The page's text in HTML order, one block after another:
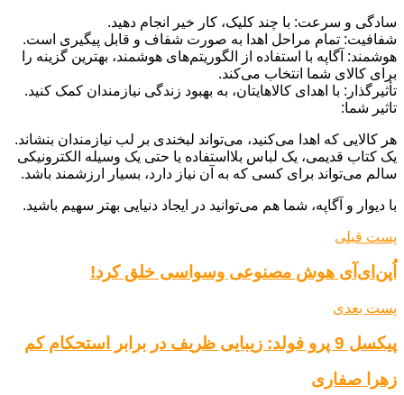
سادگی و سرعت: با چند کلیک، کار خیر انجام دهید.
شفافیت: تمام مراحل اهدا به صورت شفاف و قابل پیگیری است.
هوشمند: آگاپه با استفاده از الگوریتم‌های هوشمند، بهترین گزینه را
برای کالای شما انتخاب می‌کند.
تأثیرگذار: با اهدای کالاهایتان، به بهبود زندگی نیازمندان کمک کنید.
تاثیر شما:
هر کالایی که اهدا می‌کنید، می‌تواند لبخندی بر لب نیازمندان بنشاند.
یک کتاب قدیمی، یک لباس بلااستفاده یا حتی یک وسیله الکترونیکی
سالم می‌تواند برای کسی که به آن نیاز دارد، بسیار ارزشمند باشد.
با دیوار و آگاپه، شما هم می‌توانید در ایجاد دنیایی بهتر سهیم باشید.
پست قبلی
اُپن‌ای‌آی هوش مصنوعی وسواسی خلق کرد!
پست بعدی
پیکسل 9 پرو فولد: زیبایی ظریف در برابر استحکام کم
زهرا صفاری